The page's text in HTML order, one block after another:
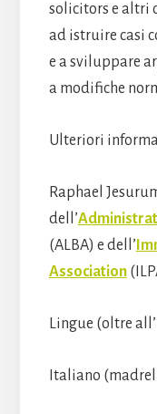
solicitors e altri
ad istruire casi
e a sviluppare
a modifiche
Ulteriori
Raphael
dell’
(ALBA) e dell’
Association
Lingue (oltre
Italiano